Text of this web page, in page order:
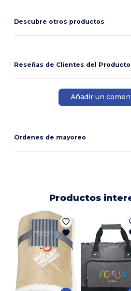
Descubre otros productos
Reseñas de Clientes del Producto
Añadir un
Ordenes de mayoreo
Productos